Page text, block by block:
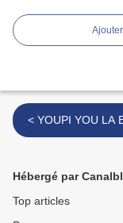
< YOUPI YOU LA
Hébergé par
Top articles